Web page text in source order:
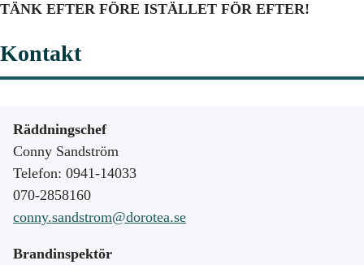
TÄNK EFTER FÖRE ISTÄLLET FÖR EFTER!
Kontakt
Räddningschef
Conny Sandström
Telefon: 0941-14033
070-2858160
conny.sandstrom@dorotea.se
Brandinspektör